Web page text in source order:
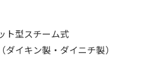
ト型スチーム式
イキン製・ダイニチ製）